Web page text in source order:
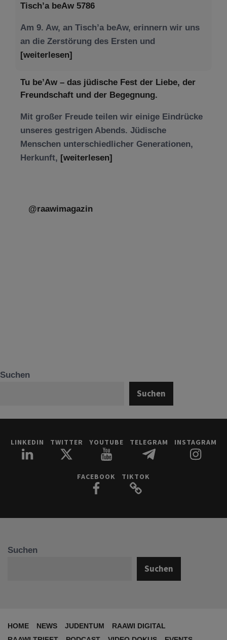
Tisch’a beAw 5786
Am 9. Aw, an Tisch’a beAw, erinnern wir uns
an die Zerstörung des Ersten und
[weiterlesen]
Tu be’Aw – das jüdische Fest der Liebe, der
Freundschaft und der Begegnung.
Mit großer Freude teilen wir einige Eindrücke
unseres gestrigen Abends. Jüdische
Menschen unterschiedlicher Generationen,
Herkunft, [weiterlesen]
@raawimagazin
Suchen
Suchen
LINKEDIN TWITTER YOUTUBE TELEGRAM INSTAGRAM
FACEBOOK TIKTOK
Suchen
Suchen
HOME NEWS JUDENTUM
RAAWI DIGITAL